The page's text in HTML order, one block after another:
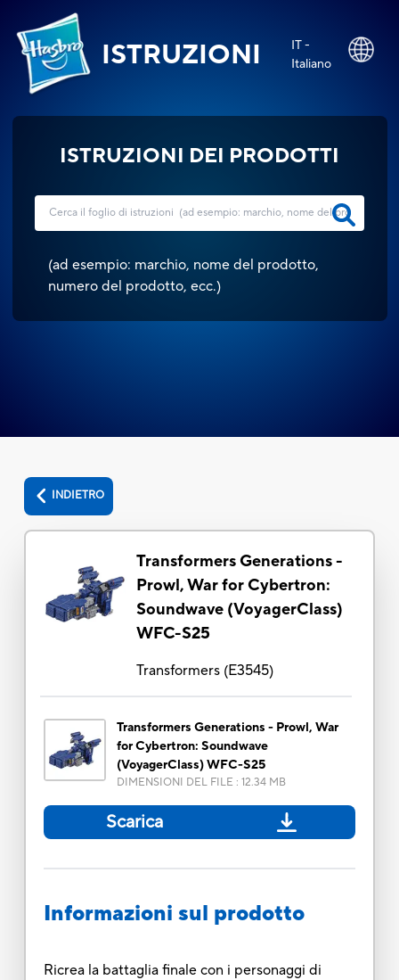
ISTRUZIONI
IT -
Italiano
ISTRUZIONI DEI PRODOTTI
(ad esempio: marchio, nome del prodotto,
numero del prodotto, ecc.)
INDIETRO
Transformers Generations -
Prowl, War for Cybertron:
Soundwave (VoyagerClass)
WFC-S25
Transformers(E3545)
Transformers Generations - Prowl, War
for Cybertron: Soundwave
(VoyagerClass) WFC-S25
DIMENSIONI DEL FILE : 12.34 MB
Scarica
Informazioni sul prodotto
Ricrea la battaglia finale con i personaggi di